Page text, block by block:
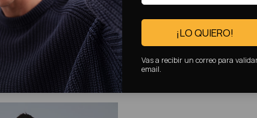
¡LO QUIERO!
Vas a recibir un correo para
email.